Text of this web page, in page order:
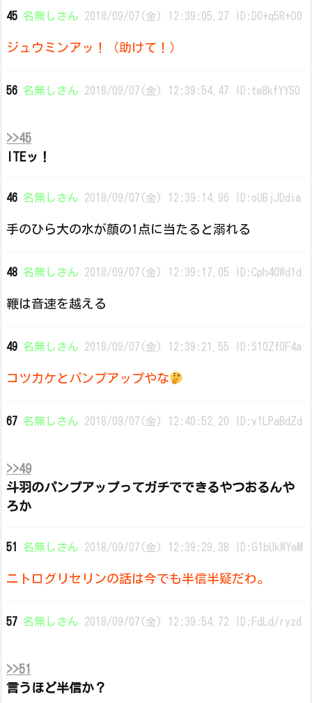
45 名無しさん 2018/09/07(金) 12:39:05.27 ID:D0+q5R+O0
ジュウミンアッ！（助けて！）
56 名無しさん 2018/09/07(金) 12:39:54.47 ID:te8kfYYS0
>>45
ITEッ！
46 名無しさん 2018/09/07(金) 12:39:14.96 ID:oUBjJDdia
手のひら大の水が顔の1点に当たると溺れる
48 名無しさん 2018/09/07(金) 12:39:17.05 ID:Cph40Wd1d
鞭は音速を越える
49 名無しさん 2018/09/07(金) 12:39:21.55 ID:S10Zf0F4a
コツカケとパンプアップやな
67 名無しさん 2018/09/07(金) 12:40:52.20 ID:y1LPaBdZd
>>49
斗羽のパンプアップってガチでできるやつおるんや
ろか
51 名無しさん 2018/09/07(金) 12:39:29.38 ID:G1bUkWYeM
ニトログリセリンの話は今でも半信半疑だわ。
57 名無しさん 2018/09/07(金) 12:39:54.72 ID:FdLd/ryzd
>>51
言うほど半信か？